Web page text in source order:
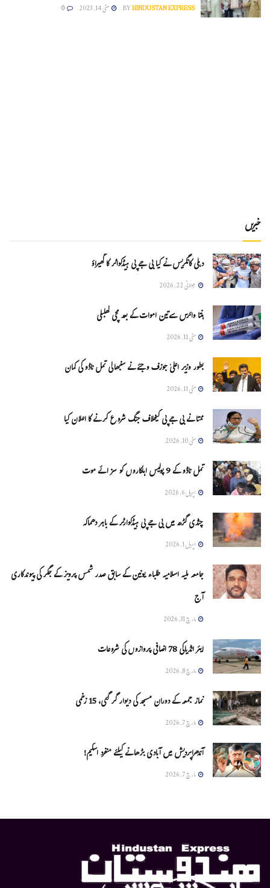
BYHINDUSTAN EXPRESS مئی 14, 2023 0
خبریں
دہلی کانگریس نے کیا بی جے پی ہیڈکواٹر کا گھیراؤ
جولائی 22, 2026
ہنتا وائرس سےتین اموات کے بعد مچی کھلبلی
مئی 11, 2026
بطور وزیر اعلیٰ جوزف وجئے نے سنبھالی تمل ناڈو کی کمان
مئی 11, 2026
ممتا نے بی جے پی کیخلاف جنگ شروع کرنے کا اعلان کیا
مئی 10, 2026
تمل ناڈو کے 9 پولیس اہلکاروں کو سزائے موت
اپریل 6, 2026
چنڈی گڑھ میں بی جے پی ہیڈکوارٹر کے باہر دھماکہ
اپریل 1, 2026
جامعہ ملیہ اسلامیہ طلباء یونین کے سابق صدر شمس پرویز کے جگر کی پیوندکاری
آج
مارچ 31, 2026
ایئر انڈیاکی 78 اضافی پروازوں کی شروعات
مارچ 8, 2026
نماز جمعہ کے دوران مسجد کی دیوار گر گئی، 15 زخمی
مارچ 7, 2026
آندھراپردیش میں آبادی بڑھانے کیلئے منفرد اسکیم!
مارچ 7, 2026